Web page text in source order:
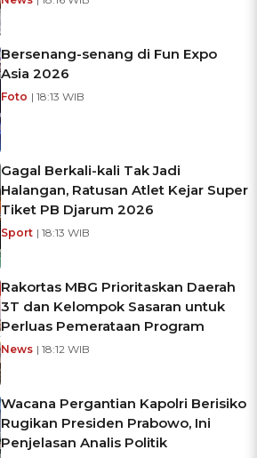
Bersenang-senang di Fun Expo
Asia 2026
Foto | 18:13 WIB
Gagal Berkali-kali Tak Jadi
Halangan, Ratusan Atlet Kejar Super
Tiket PB Djarum 2026
Sport | 18:13 WIB
Rakortas MBG Prioritaskan Daerah
3T dan Kelompok Sasaran untuk
Perluas Pemerataan Program
News | 18:12 WIB
Wacana Pergantian Kapolri Berisiko
Rugikan Presiden Prabowo, Ini
Penjelasan Analis Politik